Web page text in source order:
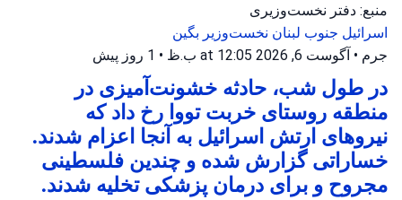
منبع: دفتر نخست‌وزیری
اسرائیل جنوب لبنان نخست‌وزیر بگین
جرم • آگوست 6, 2026 at 12:05 ب.ظ • 1 روز پیش
در طول شب، حادثه خشونت‌آمیزی در
منطقه روستای خربت تووا رخ داد که
نیروهای ارتش اسرائیل به آنجا اعزام شدند.
خساراتی گزارش شده و چندین فلسطینی
مجروح و برای درمان پزشکی تخلیه شدند.